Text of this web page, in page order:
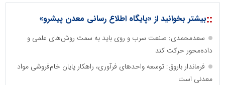
::بیشتر بخوانید از «پایگاه اطلاع رسانی معدن پیشرو»
سعدمحمدی: صنعت سرب و روی باید به سمت روش‌های علمی و
داده‌محور حرکت کند
فرماندار باروق: توسعه واحدهای فرآوری، راهکار پایان خام‌فروشی مواد
معدنی است